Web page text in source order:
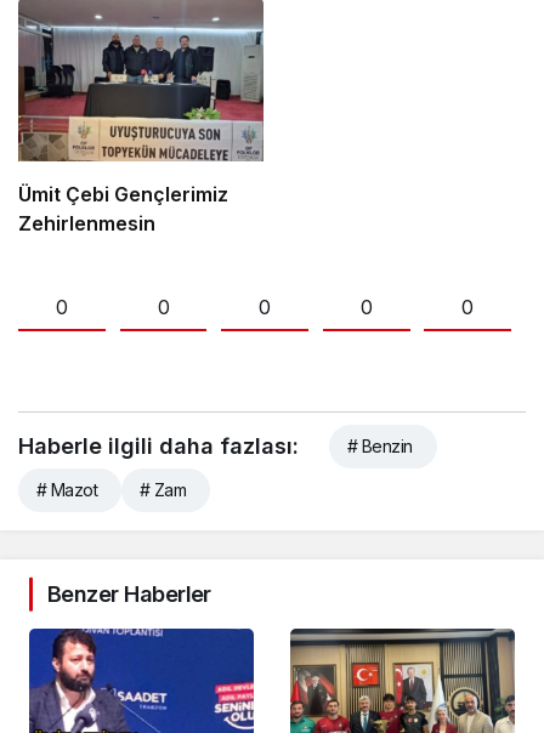
Ümit Çebi Gençlerimiz
Zehirlenmesin
0 0 0 0 0
Haberle ilgili daha fazlası: # Benzin
# Mazot # Zam
Benzer Haberler